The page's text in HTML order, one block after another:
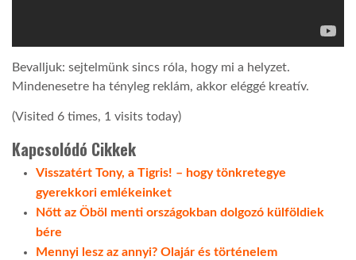
Bevalljuk: sejtelmünk sincs róla, hogy mi a helyzet.
Mindenesetre ha tényleg reklám, akkor eléggé kreatív.
(Visited 6 times, 1 visits today)
Kapcsolódó Cikkek
Visszatért Tony, a Tigris! – hogy tönkretegye
gyerekkori emlékeinket
Nőtt az Öböl menti országokban dolgozó külföldiek
bére
Mennyi lesz az annyi? Olajár és történelem